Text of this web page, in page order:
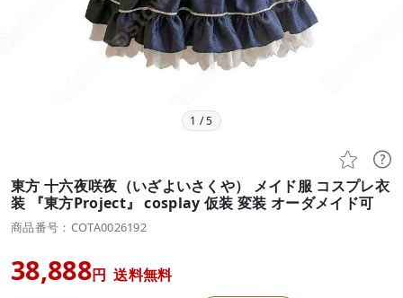
1 /5
 
東方 十六夜咲夜（いざよいさくや） メイド服 コスプレ衣
装 『東方Project』 cosplay 仮装 変装 オーダメイド可
商品番号：COTA0026192
38,888円 送料無料